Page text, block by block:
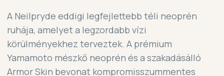
A Neilpryde eddigi legfejlettebb téli neoprén
ruhája, amelyet a legzordabb vízi
körülményekhez terveztek. A prémium
Yamamoto mészkő neoprén és a szakadásálló
Armor Skin bevonat kompromisszummentes